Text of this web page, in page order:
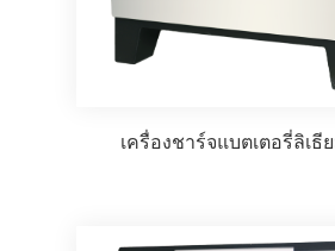
เครื่องชาร์จแบตเตอรี่ลิเธี